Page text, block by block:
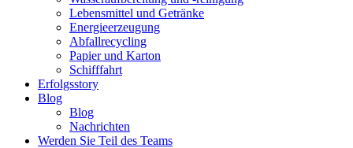
Lebensmittel und Getränke
Energieerzeugung
Abfallrecycling
Papier und Karton
Schifffahrt
Erfolgsstory
Blog
Blog
Nachrichten
Werden Sie Teil des Teams